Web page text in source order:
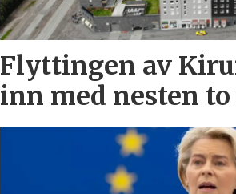
Flyttingen av
inn med nesten